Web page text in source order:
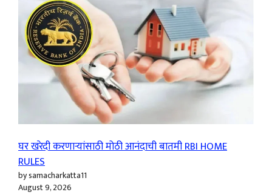
घर खरेदी करणाऱ्यांसाठी मोठी आनंदाची बातमी RBI HOME
RULES
by samacharkatta11
August 9, 2026